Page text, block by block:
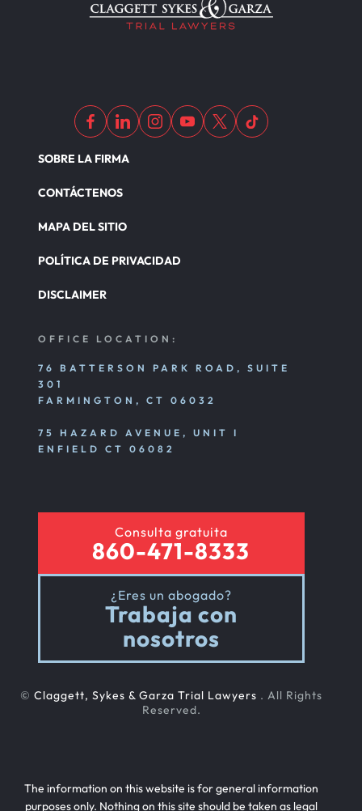
SOBRE LA FIRMA
CONTÁCTENOS
MAPA DEL SITIO
POLÍTICA DE PRIVACIDAD
DISCLAIMER
OFFICE LOCATION:
76 BATTERSON PARK ROAD, SUITE
301
FARMINGTON, CT 06032
75 HAZARD AVENUE, UNIT I
ENFIELD CT 06082
Consulta gratuita
860-471-8333
¿Eres un abogado?
Trabaja con
nosotros
© Claggett, Sykes & Garza Trial Lawyers . All Rights
Reserved.
The information on this website is for general information
purposes only. Nothing on this site should be taken as legal